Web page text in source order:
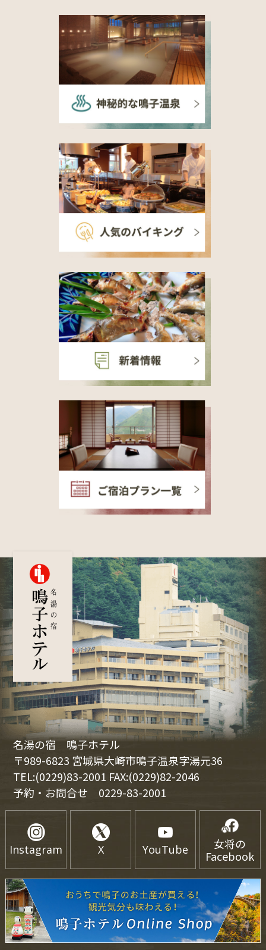
名湯の宿 鳴子ホテル
〒989-6823 宮城県大崎市鳴子温泉字湯元36
TEL:(0229)83-2001 FAX:(0229)82-2046
予約・お問合せ 0229-83-2001
Instagram X YouTube
女将の
Facebook